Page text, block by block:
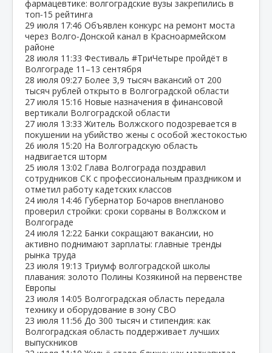
фармацевтике: волгоградские вузы закрепились в
топ‑15 рейтинга
29 июля 17:46 Объявлен конкурс на ремонт моста
через Волго‑Донской канал в Красноармейском
районе
28 июля 11:33 Фестиваль #ТриЧетыре пройдёт в
Волгограде 11–13 сентября
28 июля 09:27 Более 3,9 тысяч вакансий от 200
тысяч рублей открыто в Волгоградской области
27 июля 15:16 Новые назначения в финансовой
вертикали Волгоградской области
27 июля 13:33 Житель Волжского подозревается в
покушении на убийство жены с особой жестокостью
26 июля 15:20 На Волгоградскую область
надвигается шторм
25 июля 13:02 Глава Волгограда поздравил
сотрудников СК с профессиональным праздником и
отметил работу кадетских классов
24 июля 14:46 Губернатор Бочаров внепланово
проверил стройки: сроки сорваны в Волжском и
Волгограде
24 июля 12:22 Банки сокращают вакансии, но
активно поднимают зарплаты: главные тренды
рынка труда
23 июля 19:13 Триумф волгоградской школы
плавания: золото Полины Козякиной на первенстве
Европы
23 июля 14:05 Волгоградская область передала
технику и оборудование в зону СВО
23 июля 11:56 До 300 тысяч и стипендия: как
Волгоградская область поддерживает лучших
выпускников